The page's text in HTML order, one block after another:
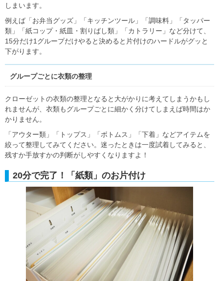
しまいます。
例えば「お弁当グッズ」「キッチンツール」「調味料」「タッパー
類」「紙コップ・紙皿・割りばし類」「カトラリー」など分けて、
15分だけ1グループだけやると決めると片付けのハードルがグッと
下がります。
グループごとに衣類の整理
クローゼットの衣類の整理となると大がかりに考えてしまうかもし
れませんが、衣類もグループごとに細かく分けてしまえば時間はか
かりません。
「アウター類」「トップス」「ボトムス」「下着」などアイテムを
絞って整理してみてください。迷ったときは一度試着してみると、
残すか手放すかの判断がしやすくなりますよ！
20分で完了！「紙類」のお片付け